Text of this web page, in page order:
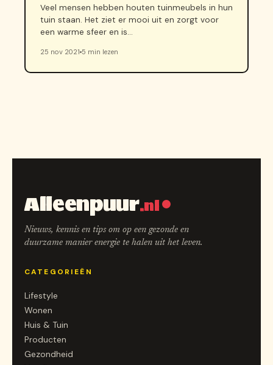
Veel mensen hebben houten tuinmeubels in hun
tuin staan. Het ziet er mooi uit en zorgt voor
een warme sfeer en is…
25 nov 2021 5 min lezen
Alleenpuur.nl
Nieuws, kennis en tips om op een gezonde en
duurzame manier energie te halen uit het leven.
CATEGORIEËN
Lifestyle
Wonen
Huis & Tuin
Producten
Gezondheid